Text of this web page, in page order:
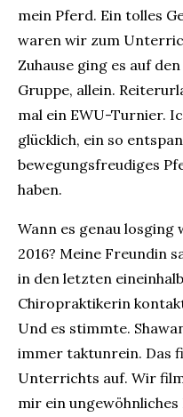
mein Pferd. Ein tolles
waren wir zum
Zuhause ging es auf
Gruppe, allein.
mal ein EWU-Turnier.
glücklich, ein so
bewegungsfreudiges
haben.
Wann es genau losging
2016? Meine Freundin
in den letzten
Chiropraktikerin
Und es stimmte.
immer taktunrein. Das
Unterrichts auf. Wir
mir ein